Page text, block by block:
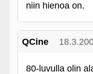
niin hienoa on.
QCine
80-luvulla olin